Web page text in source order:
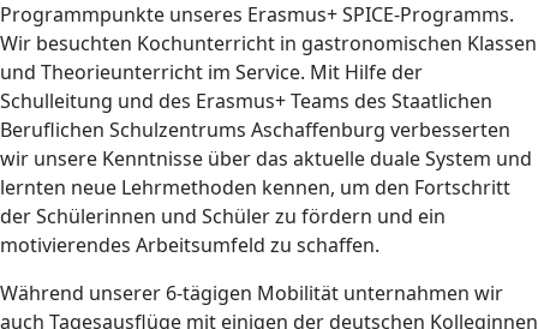
Programmpunkte unseres Erasmus+ SPICE-Programms.
Wir besuchten Kochunterricht in gastronomischen Klassen
und Theorieunterricht im Service. Mit Hilfe der
Schulleitung und des Erasmus+ Teams des Staatlichen
Beruflichen Schulzentrums Aschaffenburg verbesserten
wir unsere Kenntnisse über das aktuelle duale System und
lernten neue Lehrmethoden kennen, um den Fortschritt
der Schülerinnen und Schüler zu fördern und ein
motivierendes Arbeitsumfeld zu schaffen.
Während unserer 6-tägigen Mobilität unternahmen wir
auch Tagesausflüge mit einigen der deutschen Kolleginnen